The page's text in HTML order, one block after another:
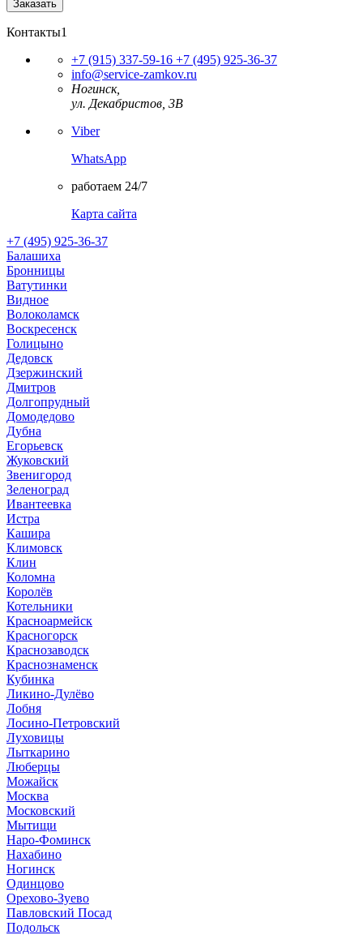
Контакты1
+7 (915) 337-59-16 +7 (495) 925-36-37
info@service-zamkov.ru
Ногинск,
ул. Декабристов, 3В
Viber
WhatsApp
работаем 24/7
Карта сайта
+7 (495) 925-36-37
Балашиха
Бронницы
Ватутинки
Видное
Волоколамск
Воскресенск
Голицыно
Дедовск
Дзержинский
Дмитров
Долгопрудный
Домодедово
Дубна
Егорьевск
Жуковский
Звенигород
Зеленоград
Ивантеевка
Истра
Кашира
Климовск
Клин
Коломна
Королёв
Котельники
Красноармейск
Красногорск
Краснозаводск
Краснознаменск
Кубинка
Ликино-Дулёво
Лобня
Лосино-Петровский
Луховицы
Лыткарино
Люберцы
Можайск
Москва
Московский
Мытищи
Наро-Фоминск
Нахабино
Ногинск
Одинцово
Орехово-Зуево
Павловский Посад
Подольск